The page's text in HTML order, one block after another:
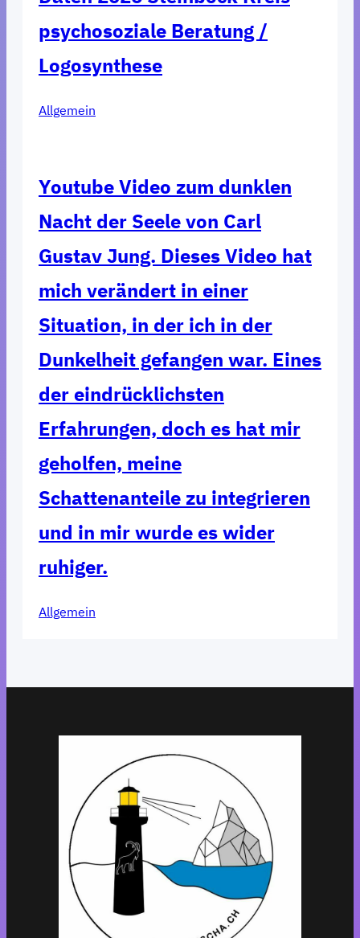
psychosoziale Beratung /
Logosynthese
Allgemein
Youtube Video zum dunklen
Nacht der Seele von Carl
Gustav Jung. Dieses Video hat
mich verändert in einer
Situation, in der ich in der
Dunkelheit gefangen war. Eines
der eindrücklichsten
Erfahrungen, doch es hat mir
geholfen, meine
Schattenanteile zu integrieren
und in mir wurde es wider
ruhiger.
Allgemein